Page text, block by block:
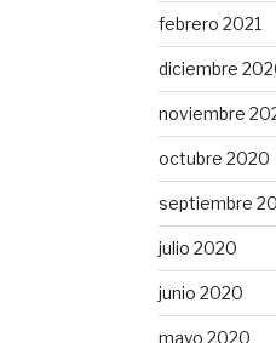
febrero 2021
diciembre
noviembre
octubre 2020
septiembre
julio 2020
junio 2020
mayo 2020